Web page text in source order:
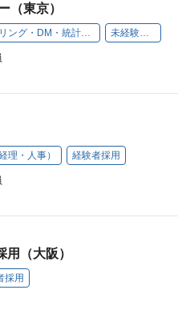
（東京）
未経験歓迎
理・人事） 経験者採用
（大阪）
採用